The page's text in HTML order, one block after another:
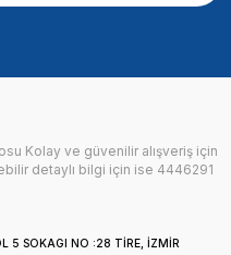
Kolay ve güvenilir alışveriş için
detaylı bilgi için ise 4446291
5 SOKAGI NO :28 TİRE, İZMİR